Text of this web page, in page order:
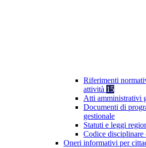
Riferimenti
attività 15
Atti amministrativi
Documenti di
gestionale
Statuti e leggi
Codice disciplinare
Oneri informativi per